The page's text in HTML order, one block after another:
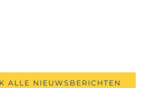
ALLE NIEUWSBERICHTEN